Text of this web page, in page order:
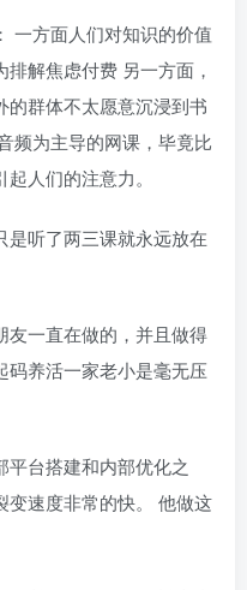
一方面人们对知识的价值
解焦虑付费 另一方面，
的群体不太愿意沉浸到书
频为主导的网课，毕竟比
人们的注意力。
是听了两三课就永远放在
友一直在做的，并且做得
码养活一家老小是毫无压
台搭建和内部优化之
变速度非常的快。 他做这